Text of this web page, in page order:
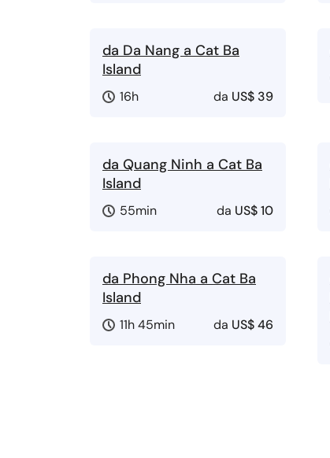
da Da Nang a Cat Ba
Island
16h da US$ 39
da Quang Ninh a Cat Ba
Island
55min da US$ 10
da Phong Nha a Cat Ba
Island
11h 45min da US$ 46